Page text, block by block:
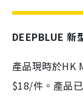
DEEPBLUE 新
產品現時於HK
$18/件。產品